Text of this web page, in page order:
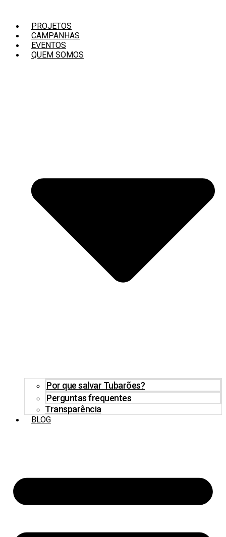
conteúdo
PROJETOS
CAMPANHAS
EVENTOS
QUEM SOMOS
Por que salvar Tubarões?
Perguntas frequentes
Transparência
BLOG